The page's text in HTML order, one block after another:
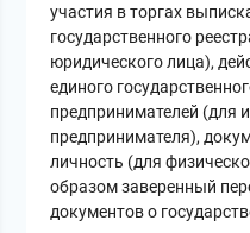
участия в торгах
государственного
юридического лица),
единого
предпринимателей (для
предпринимателя),
личность (для
образом заверенный
документов о